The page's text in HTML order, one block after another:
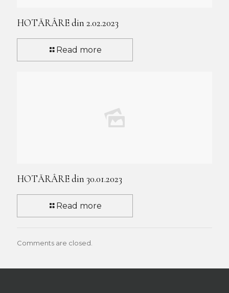
HOTĂRÂRE din 2.02.2023
Read more
HOTĂRÂRE din 30.01.2023
Read more
Comments are closed.